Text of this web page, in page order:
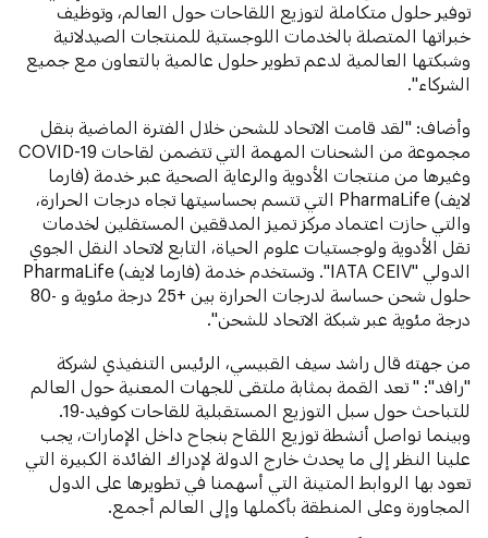
توفير حلول متكاملة لتوزيع اللقاحات حول العالم، وتوظيف
خبراتها المتصلة بالخدمات اللوجستية للمنتجات الصيدلانية
وشبكتها العالمية لدعم تطوير حلول عالمية بالتعاون مع جميع
الشركاء".
وأضاف: "لقد قامت الاتحاد للشحن خلال الفترة الماضية بنقل
مجموعة من الشحنات المهمة التي تتضمن لقاحات COVID-19
وغيرها من منتجات الأدوية والرعاية الصحية عبر خدمة (فارما
لايف) PharmaLife التي تتسم بحساسيتها تجاه درجات الحرارة،
والتي حازت اعتماد مركز تميز المدققين المستقلين لخدمات
نقل الأدوية ولوجستيات علوم الحياة، التابع لاتحاد النقل الجوي
الدولي "IATA CEIV". وتستخدم خدمة (فارما لايف) PharmaLife
حلول شحن حساسة لدرجات الحرارة بين +25 درجة مئوية و -80
درجة مئوية عبر شبكة الاتحاد للشحن".
من جهته قال راشد سيف القبيسي، الرئيس التنفيذي لشركة
"رافد": " تعد القمة بمثابة ملتقى للجهات المعنية حول العالم
للتباحث حول سبل التوزيع المستقبلية للقاحات كوفيد-19.
وبينما نواصل أنشطة توزيع اللقاح بنجاح داخل الإمارات، يجب
علينا النظر إلى ما يحدث خارج الدولة لإدراك الفائدة الكبيرة التي
تعود بها الروابط المتينة التي أسهمنا في تطويرها على الدول
المجاورة وعلى المنطقة بأكملها وإلى العالم أجمع.